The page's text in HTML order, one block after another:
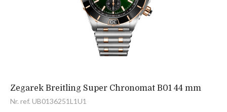
Zegarek Breitling Super Chronomat B01 44 mm
Nr. ref. UB0136251L1U1